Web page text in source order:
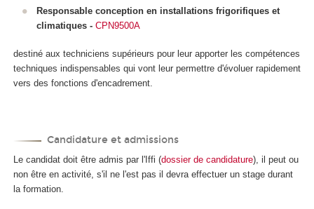
Responsable conception en installations frigorifiques et
climatiques- CPN9500A
destiné aux techniciens supérieurs pour leur apporter les compétences
techniques indispensables qui vont leur permettre d'évoluer rapidement
vers des fonctions d'encadrement.
Candidature et admissions
Le candidat doit être admis par l'Iffi (dossier de candidature), il peut ou
non être en activité, s'il ne l'est pas il devra effectuer un stage durant
la formation.